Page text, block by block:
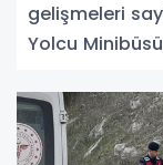
gelişmeleri
Yolcu